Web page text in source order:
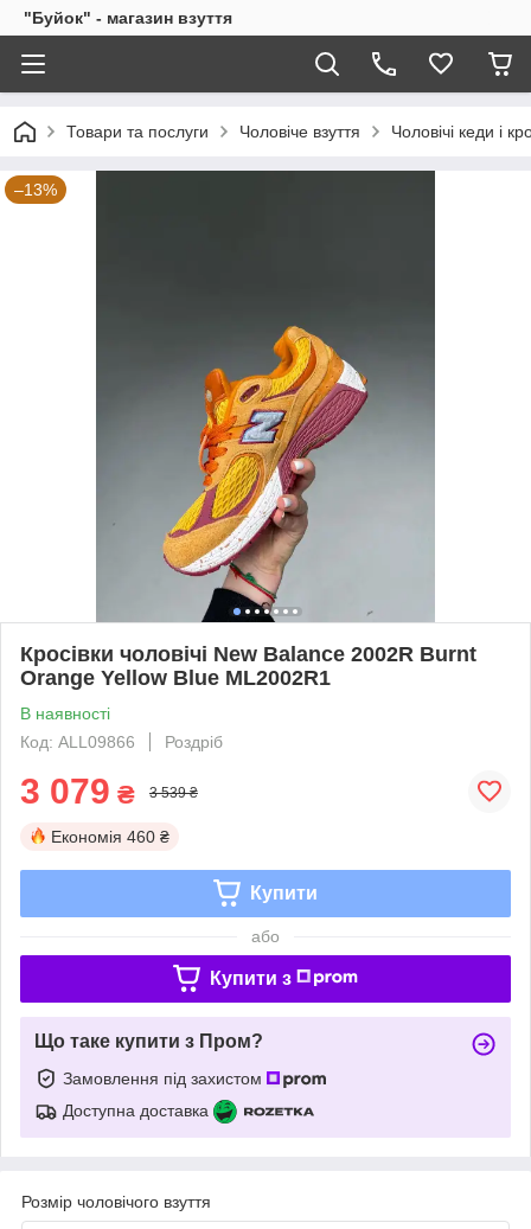
"Буйок" - магазин взуття
Товари та послуги Чоловіче взуття Чоловічі кеди і
–13%
Кросівки чоловічі New Balance 2002R Burnt
Orange Yellow Blue ML2002R1
В наявності
Код: ALL09866
Роздріб
3 079 ₴ 3 539 ₴
Економія 460 ₴
Купити
або
Купити з
Що таке купити з Пром?
Замовлення під захистом
Доступна доставка
Розмір чоловічого взуття